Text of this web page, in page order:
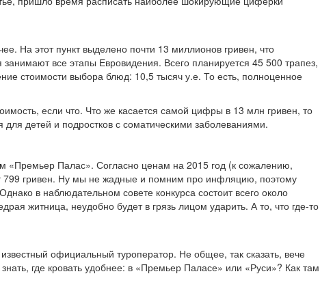
На этот пункт выделено почти 13 миллионов гривен, что
все этапы Евровидения. Всего планируется 45 500 трапез,
стоимости выбора блюд: 10,5 тысяч у.е. То есть, полноценное
если что. Что же касается самой цифры в 13 млн гривен, то
детей и подростков с соматическими заболеваниями.
«Премьер Палас». Согласно ценам на 2015 год (к сожалению,
799 гривен. Ну мы не жадные и помним про инфляцию, поэтому
в наблюдательном совете конкурса состоит всего около
житница, неудобно будет в грязь лицом ударить. А то, что где-то
официальный туроператор. Не общее, так сказать, вече
где кровать удобнее: в «Премьер Паласе» или «Руси»? Как там